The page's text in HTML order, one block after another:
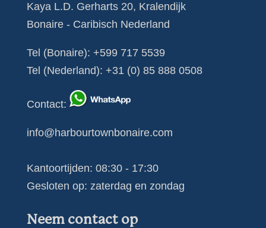
Kaya L.D. Gerharts 20, Kralendijk
Bonaire - Caribisch Nederland
Tel (Bonaire): +599 717 5539
Tel (Nederland): +31 (0) 85 888 0508
Contact:
info@harbourtownbonaire.com
Kantoortijden: 08:30 - 17:30
Gesloten op: zaterdag en zondag
Neem contact op